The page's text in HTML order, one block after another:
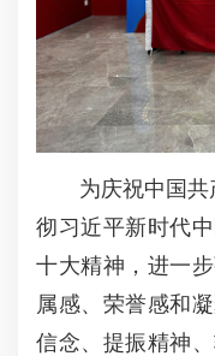
为庆祝中国共
彻习近平新时代
十大精神，进一
属感、荣誉感和
信念、提振精神